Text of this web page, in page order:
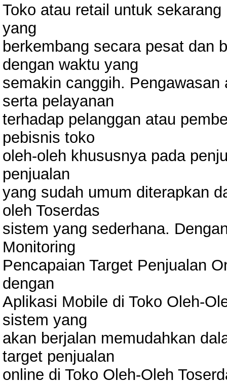
Toko atau retail untuk
yang
berkembang secara pesat dan
dengan waktu yang
semakin canggih.
serta pelayanan
terhadap pelanggan atau
pebisnis toko
oleh-oleh khususnya pada
penjualan
yang sudah umum diterapkan
oleh Toserdas
sistem yang sederhana.
Monitoring
Pencapaian Target Penjualan
dengan
Aplikasi Mobile di Toko Oleh-
sistem yang
akan berjalan memudahkan
target penjualan
online di Toko Oleh-Oleh